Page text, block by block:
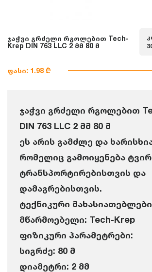
ჯაჭვი გრძელი რგოლებით Tech-
Krep DIN 763 LLC 2 მმ 80 მ
ფასი: 1.98 ₾
ჯაჭვი გრძელი რგოლებით
DIN 763 LLC 2 მმ 80 მ
ეს არის გამძლე და
რომელიც გამოიყენება
ტრანსპორტირებისთვის და
დამაგრებისთვის.
ტექნიკური
მწარმოებელი: Tech-Krep
ფიზიკური პარამეტრები:
სიგრძე: 80 მ
დიამეტრი: 2 მმ